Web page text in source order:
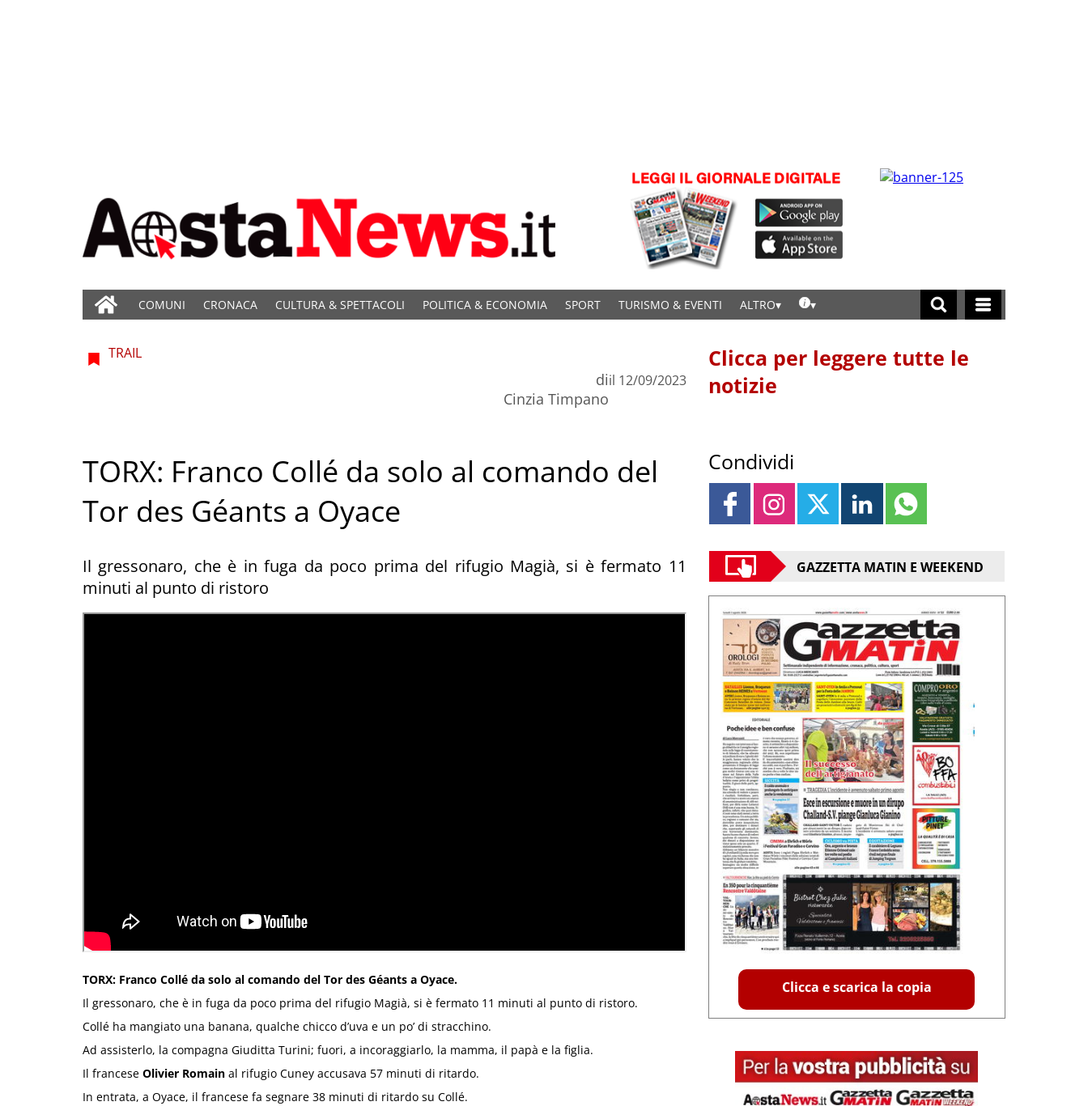
COMUNI CRONACA CULTURA & SPETTACOLI POLITICA & ECONOMIA SPORT TURISMO & EVENTI ALTRO
TRAIL
di
Cinzia Timpano
il 12/09/2023
TORX: Franco Collé da solo al comando del
Tor des Géants a Oyace
Il gressonaro, che è in fuga da poco prima del rifugio Magià, si è fermato 11
minuti al punto di ristoro
TORX: Franco Collé da solo al comando del Tor des Géants a Oyace.
Il gressonaro, che è in fuga da poco prima del rifugio Magià, si è fermato 11 minuti al punto di ristoro.
Collé ha mangiato una banana, qualche chicco d’uva e un po’ di stracchino.
Ad assisterlo, la compagna Giuditta Turini; fuori, a incoraggiarlo, la mamma, il papà e la figlia.
Il francese Olivier Romain al rifugio Cuney accusava 57 minuti di ritardo.
In entrata, a Oyace, il francese fa segnare 38 minuti di ritardo su Collé.
Clicca per leggere tutte le
notizie
Condividi
GAZZETTA MATIN E WEEKEND
Clicca e scarica la copia